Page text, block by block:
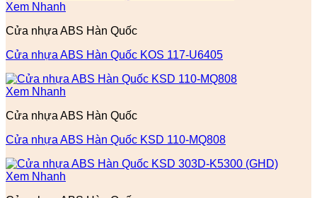
Xem Nhanh
Cửa nhựa ABS Hàn Quốc
Cửa nhựa ABS Hàn Quốc KOS 117-U6405
Xem Nhanh
Cửa nhựa ABS Hàn Quốc
Cửa nhựa ABS Hàn Quốc KSD 110-MQ808
Xem Nhanh